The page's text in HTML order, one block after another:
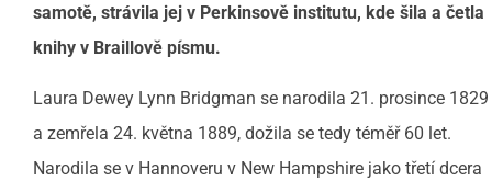
samotě, strávila jej v Perkinsově institutu, kde šila a četla
knihy v Braillově písmu.
Laura Dewey Lynn Bridgman se narodila 21. prosince 1829
a zemřela 24. května 1889, dožila se tedy téměř 60 let.
Narodila se v Hannoveru v New Hampshire jako třetí dcera